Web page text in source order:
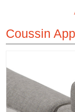
Coussin